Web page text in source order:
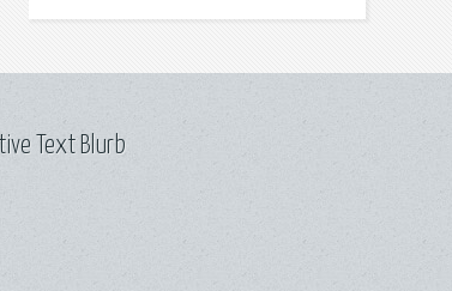
Text Blurb